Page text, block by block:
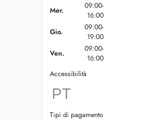
Mer.
09:00-
16:00
Gio.
09:00-
19:00
Ven.
09:00-
16:00
Accessibilità
Tipi di pagamento